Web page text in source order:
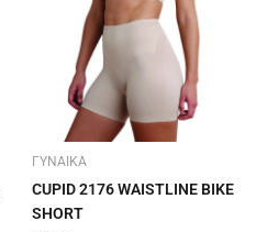
ΓΥΝΑΙΚΑ
CUPID 2176 WAISTLINE BIKE
SHORT
επιλογές
να
επιλεγούν
στη
του